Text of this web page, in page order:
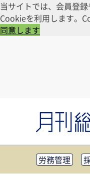
当サイトでは、会員登
Cookieを利用します。
同意します
労務管理
知財管理